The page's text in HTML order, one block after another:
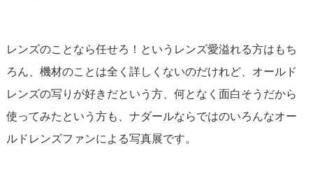
レンズのことなら任せろ！というレンズ愛溢れる方はもち
ろん、機材のことは全く詳しくないのだけれど、オールド
レンズの写りが好きだという方、何となく面白そうだから
使ってみたという方も、ナダールならではのいろんなオー
ルドレンズファンによる写真展です。